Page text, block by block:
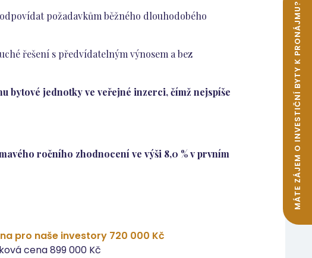
požadavkům běžného dlouhodobého
řešení s předvídatelným výnosem a bez
bytové jednotky ve veřejné inzerci, čímž nejspíše
ročního zhodnocení ve výši 8,0 % v prvním
pro naše investory 720 000 Kč
cena 899 000 Kč
MÁTE ZÁJEM O INVESTIČNÍ BYTY K PRONÁJMU?